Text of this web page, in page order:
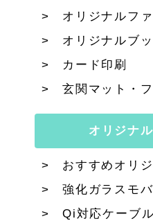
オリジナルフ
オリジナルブ
カード印刷
玄関マット・
オリジナ
おすすめオリ
強化ガラスモ
Qi対応ケーブ